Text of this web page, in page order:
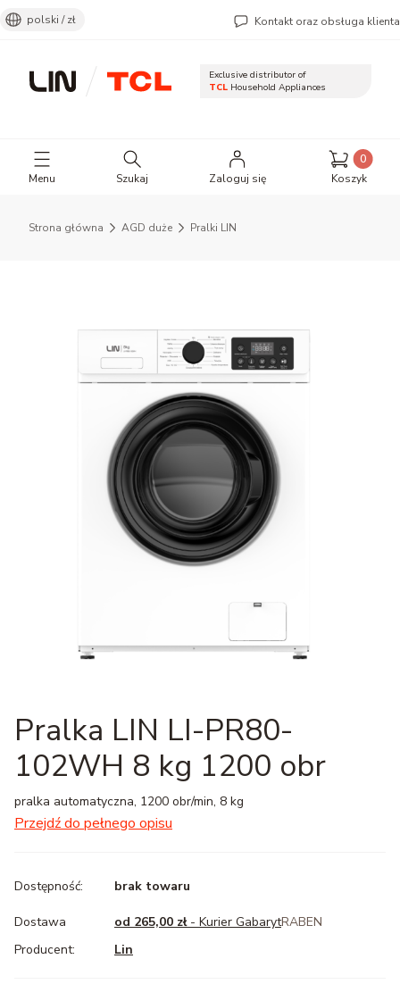
polski / zł Kontakt oraz obsługa klienta
Exclusive distributor of
TCL Household Appliances
Menu
Otwórz wyszukiwarkę
Szukaj Zaloguj się
Produkty
Koszyk
Strona główna AGD duże Pralki LIN
Pralka LIN LI-PR80-
102WH 8 kg 1200 obr
pralka automatyczna, 1200 obr/min, 8 kg
Przejdź do pełnego opisu
Dostępność: brak towaru
Dostawa od 265,00 zł - Kurier GabarytRABEN
Lin